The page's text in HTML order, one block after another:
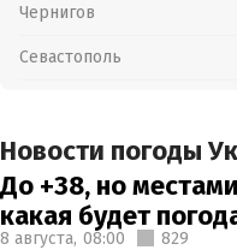
Чернигов
Севастополь
Новости погоды
До +38, но
какая будет
8 августа, 08:00 829